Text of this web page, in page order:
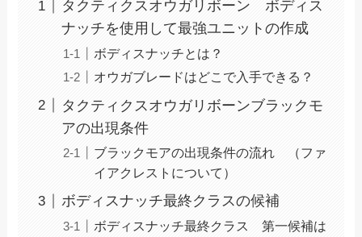
タクティクスオウガリボーン ボディス
ナッチを使用して最強ユニットの作成
ボディスナッチとは？
オウガブレードはどこで入手できる？
タクティクスオウガリボーンブラックモ
アの出現条件
ブラックモアの出現条件の流れ （ファ
イアクレストについて）
ボディスナッチ最終クラスの候補
ボディスナッチ最終クラス 第一候補は